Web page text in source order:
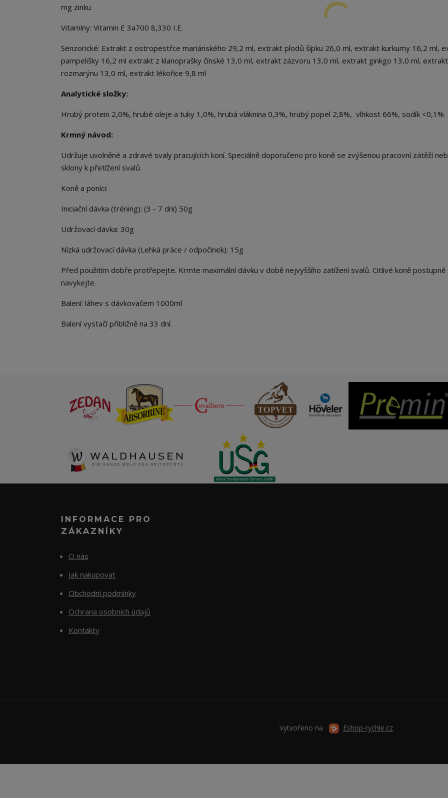
mg zinku
Vitamíny: Vitamin E 3a700 8,330 I.E.
Senzorické: Extrakt z ostropestřce mariánského 29,2 ml, extrakt plodů šípku 26,0 ml, extrakt kurkumy 16,2 ml,
pampelišky 16,2 ml extrakt z klanoprašky čínské 13,0 ml, extrakt zázvoru 13,0 ml, extrakt ginkgo 13,0 ml,
rozmarýnu 13,0 ml, extrakt lékořice 9,8 ml
Analytické složky:
Hrubý protein 2,0%, hrubé oleje a tuky 1,0%, hrubá vláknina 0,3%, hrubý popel 2,8%, vlhkost 66%, sodík <0,1%
Krmný návod:
Udržuje uvolněné a zdravé svaly pracujících koní. Speciálně doporučeno pro koně se zvýšenou pracovní zátěží
sklony k přetížení svalů.
Koně a poníci:
Iniciační dávka (tréning): (3 - 7 dní) 50g
Udržovací dávka: 30g
Nízká udržovací dávka (Lehká práce / odpočinek): 15g
Před použitím dobře protřepejte. Krmte maximální dávku v době nejvyššího zatížení svalů. Citlivé koně postupně
navykejte.
Balení: láhev s dávkovačem 1000ml
Balení vystačí přibližně na 33 dní.
INFORMACE PRO
ZÁKAZNÍKY
O nás
Jak nakupovat
Obchodní podmínky
Ochrana osobních údajů
Kontakty
Vytvořeno na Eshop-rychle.cz